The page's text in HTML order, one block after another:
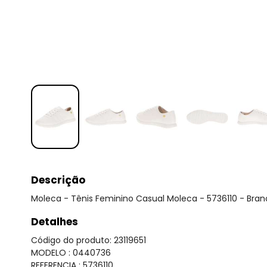
Descrição
Moleca - Tênis Feminino Casual Moleca - 5736110 -
Detalhes
Código do produto: 23119651
MODELO : 0440736